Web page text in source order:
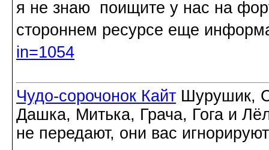
я не знаю поищите у нас на
стороннем ресурсе еще
in=1054
Чудо-сорочонок Кайт Шурушик,
Дашка, Митька, Грача, Гога и
не передают, они вас игнорируют